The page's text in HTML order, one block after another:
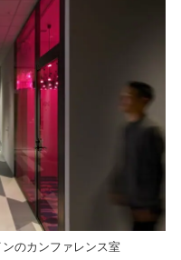
のカンファレンス室